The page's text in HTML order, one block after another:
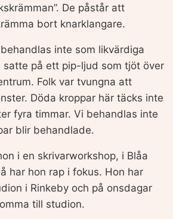
De påstår att
bort knarklangare.
inte som likvärdiga
satte på ett pip-ljud som tjöt över
Folk var tvungna att
Döda kroppar här täcks inte
fyra timmar. Vi behandlas inte
blir behandlade.
i en skrivarworkshop, i Blåa
har hon rap i fokus. Hon har
i Rinkeby och på onsdagar
till studion.